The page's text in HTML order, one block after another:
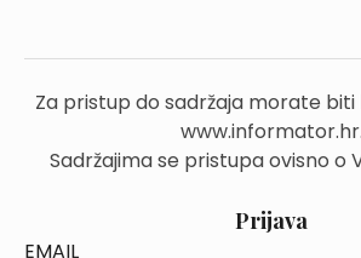
Za pristup do sadržaja morate
www.informator.hr.
Sadržajima se pristupa ovisno o
Prijava
EMAIL